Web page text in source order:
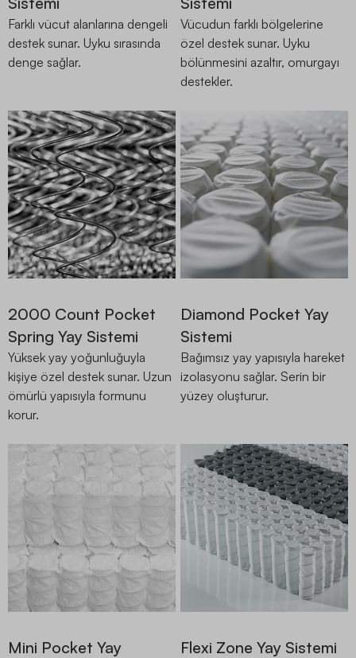
Farklı vücut alanlarına dengeli
destek sunar. Uyku sırasında
denge sağlar.
Vücudun farklı bölgelerine
özel destek sunar. Uyku
bölünmesini azaltır, omurgayı
destekler.
2000 Count Pocket
Spring Yay Sistemi
Yüksek yay yoğunluğuyla
kişiye özel destek sunar. Uzun
ömürlü yapısıyla formunu
korur.
Diamond Pocket Yay
Sistemi
Bağımsız yay yapısıyla hareket
izolasyonu sağlar. Serin bir
yüzey oluşturur.
Mini Pocket Yay
Flexi Zone Yay Sistemi